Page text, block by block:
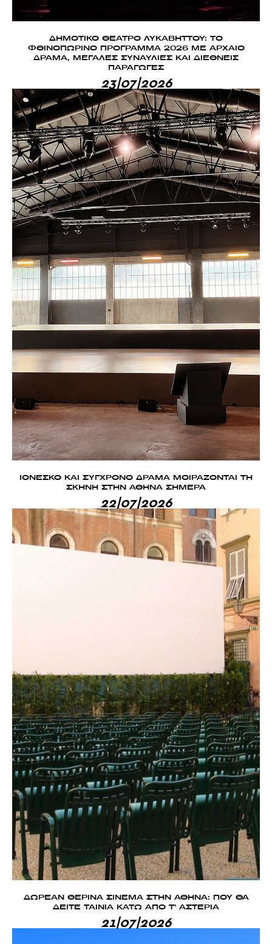
ΔΗΜΟΤΙΚΟ ΘΕΑΤΡΟ ΛΥΚΑΒΗΤΤΟΥ: ΤΟ
ΦΘΙΝΟΠΩΡΙΝΟ ΠΡΟΓΡΑΜΜΑ 2026 ΜΕ ΑΡΧΑΙΟ
ΔΡΑΜΑ, ΜΕΓΑΛΕΣ ΣΥΝΑΥΛΙΕΣ ΚΑΙ ΔΙΕΘΝΕΙΣ
ΠΑΡΑΓΩΓΕΣ
23|07|2026
ΙΟΝΕΣΚΟ ΚΑΙ ΣΥΓΧΡΟΝΟ ΔΡΑΜΑ ΜΟΙΡΑΖΟΝΤΑΙ ΤΗ
ΣΚΗΝΗ ΣΤΗΝ ΑΘΗΝΑ ΣΗΜΕΡΑ
22|07|2026
ΔΩΡΕΑΝ ΘΕΡΙΝΑ ΣΙΝΕΜΑ ΣΤΗΝ ΑΘΗΝΑ: ΠΟΥ ΘΑ
ΔΕΙΤΕ ΤΑΙΝΙΑ ΚΑΤΩ ΑΠΟ Τ’ ΑΣΤΕΡΙΑ
21|07|2026